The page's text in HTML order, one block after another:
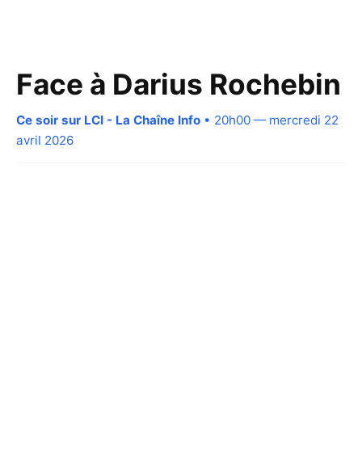
Face à Darius Rochebin
Ce soir sur LCI - La Chaîne Info • 20h00 — mercredi 22
avril 2026